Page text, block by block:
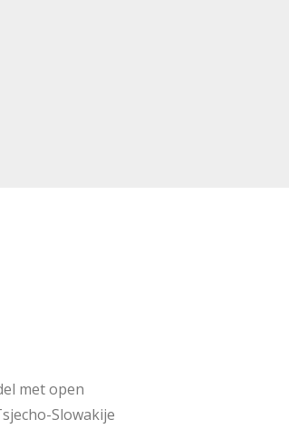
met open
Slowakije